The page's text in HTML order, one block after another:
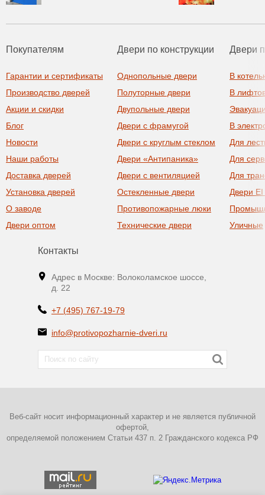
Покупателям
Гарантии и сертификаты
Производство дверей
Акции и скидки
Блог
Новости
Наши работы
Доставка дверей
Установка дверей
О заводе
Двери оптом
Двери по конструкции
Однопольные двери
Полуторные двери
Двупольные двери
Двери с фрамугой
Двери с круглым стеклом
Двери «Антипаника»
Двери с вентиляцией
Остекленные двери
Противопожарные люки
Технические двери
Двери
В
В
В
Для
Для
Для
Двери
Уличные
Контакты
Адрес в Москве: Волоколамское шоссе,
д. 22
+7 (495) 767-19-79
info@protivopozharnie-dveri.ru
Веб-сайт носит информационный характер и не является публичной
офертой,
определяемой положением Статьи 437 п. 2 Гражданского кодекса РФ